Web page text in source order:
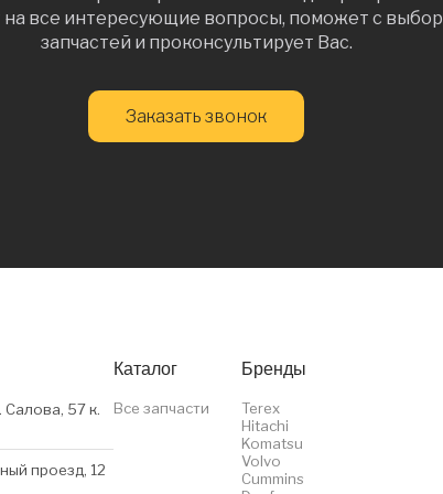
на все интересующие вопросы, поможет с
запчастей и проконсультирует Вас.
Заказать звонок
Салова, 57 к.
проезд, 12
Каталог
Все запчасти
Бренды
Terex
Hitachi
Komatsu
Volvo
Cummins